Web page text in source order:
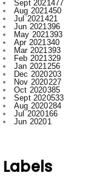
Apr 2021340
Mar 2021393
Feb 2021329
Jan 2021256
Dec 2020203
Nov 2020227
Oct 2020385
Sept 2020533
Aug 2020284
Jul 2020166
Jun 20201
Ambagarh
Ambagarh Chauki